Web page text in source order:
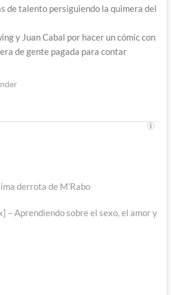
de talento persiguiendo la quimera del
y Juan Cabal por hacer un cómic con
de gente pagada para contar
derrota de M’Rabo
– Aprendiendo sobre el sexo, el amor y